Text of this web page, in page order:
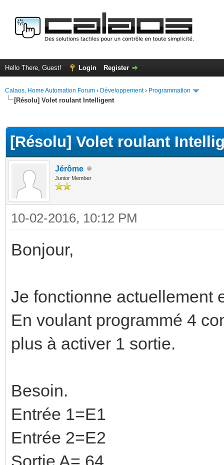
Hello There, Guest! Login Register
Calaos, Home Automation Forum › Développement› Programmation
[Résolu] Volet roulant Intelligent
[Résolu] Volet roulant
Jérôme
Junior Member
10-02-2016, 10:12 PM
Bonjour,
Je fonctionne actuellement
En voulant programmé 4
plus à activer 1 sortie.
Besoin.
Entrée 1=E1
Entrée 2=E2
Sortie A= 64